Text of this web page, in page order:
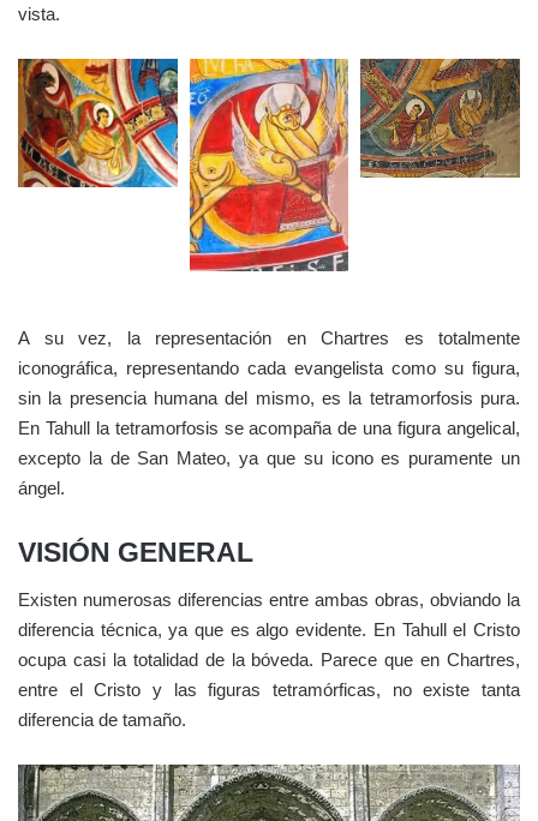
vista.
A su vez, la representación en Chartres es totalmente
iconográfica, representando cada evangelista como su figura,
sin la presencia humana del mismo, es la tetramorfosis pura.
En Tahull la tetramorfosis se acompaña de una figura angelical,
excepto la de San Mateo, ya que su icono es puramente un
ángel.
VISIÓN GENERAL
Existen numerosas diferencias entre ambas obras, obviando la
diferencia técnica, ya que es algo evidente. En Tahull el Cristo
ocupa casi la totalidad de la bóveda. Parece que en Chartres,
entre el Cristo y las figuras tetramórficas, no existe tanta
diferencia de tamaño.